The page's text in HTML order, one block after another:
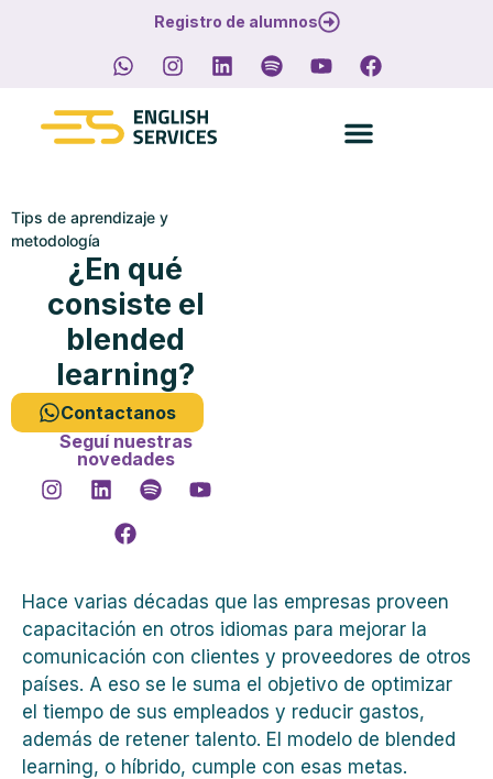
Registro de alumnos
Tips de aprendizaje y
metodología
¿En qué
consiste el
blended
learning?
Contactanos
Seguí nuestras
novedades
Hace varias décadas que las empresas proveen
capacitación en otros idiomas para mejorar la
comunicación con clientes y proveedores de otros
países. A eso se le suma el objetivo de optimizar
el tiempo de sus empleados y reducir gastos,
además de retener talento. El modelo de blended
learning, o híbrido, cumple con esas metas.